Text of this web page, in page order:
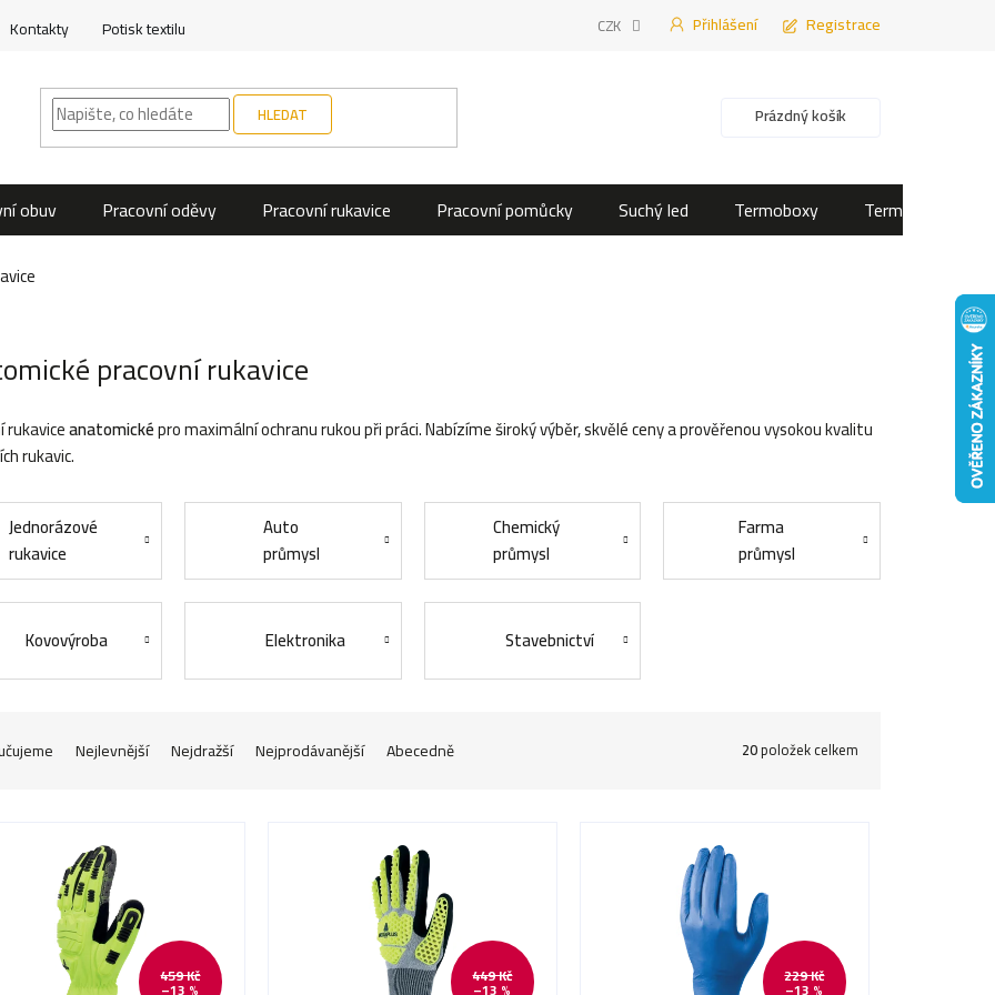
Kontakty Potisk textilu CZK Přihlášení Registrace
HLEDAT Nákupní košík
Prázdný košík
obuv Pracovní oděvy Pracovní rukavice Pracovní pomůcky Suchý led Termoboxy Termotašky
pracovní rukavice
rukaviceanatomicképro maximální ochranu rukou při práci. Nabízíme široký výběr, skvělé ceny a prověřenou vysokou kvalitu
rukavic.
Jednorázové
rukavice
Auto
průmysl
Chemický
průmysl
Farma
průmysl
Kovovýroba Elektronika Stavebnictví
Nejlevnější Nejdražší Nejprodávanější Abecedně 20položek celkem
459 Kč 449 Kč 229 Kč